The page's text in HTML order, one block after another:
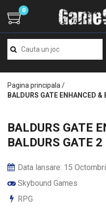
0
Pagina principala /
BALDURS GATE ENHANCED
BALDURS GATE
BALDURS GATE
Data lansare: 15
Skybound Games
RPG